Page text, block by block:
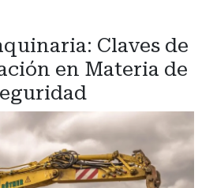
Claves de
en Materia de